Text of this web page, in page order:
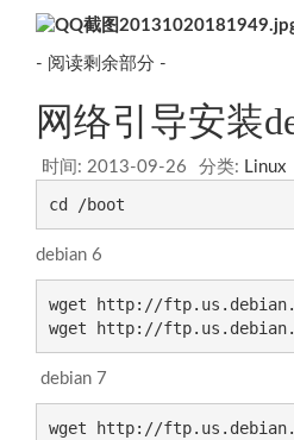
- 阅读剩余部分 -
网络引导安装
时间: 2013-09-26 分类: Linux
cd /boot
debian 6
wget http://
wget http://
debian 7
wget http://